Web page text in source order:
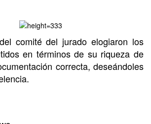
comité del jurado elogiaron los
en términos de su riqueza de
correcta, deseándoles